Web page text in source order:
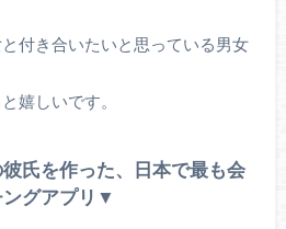
付き合いたいと思っている男女
嬉しいです。
氏を作った、日本で最も会
ングアプリ▼